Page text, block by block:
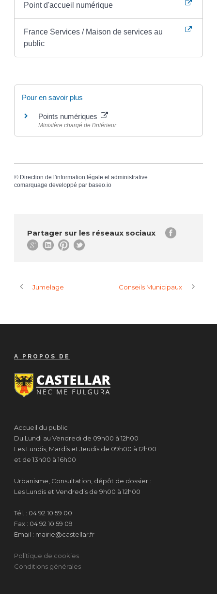
Point d'accueil numérique
France Services / Maison de services au
public
Pour en savoir plus
Points numériques
Ministère chargé de l'intérieur
© Direction de l'information légale et administrative
comarquage developpé par baseo.io
Partager sur les réseaux sociaux
Jumelage Conseils Municipaux
A PROPOS DE
Accueil du public :
Du Lundi au Vendredi de 09h00 à 12h00
Les Lundis, Mardis et Jeudis de 09h00 à 12h00
et de 13h00 à 16h00
Urbanisme, Consultation, dépôt de dossier :
Les Lundis et Vendredis de 9h00 à 12h00
Tél. : 04 92 10 59 00
Fax : 04 92 10 59 09
Email : mairie@castellar.fr
Politique de cookies
Conditions générales